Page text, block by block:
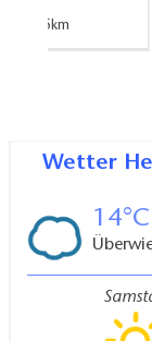
19.5km
Wetter
14